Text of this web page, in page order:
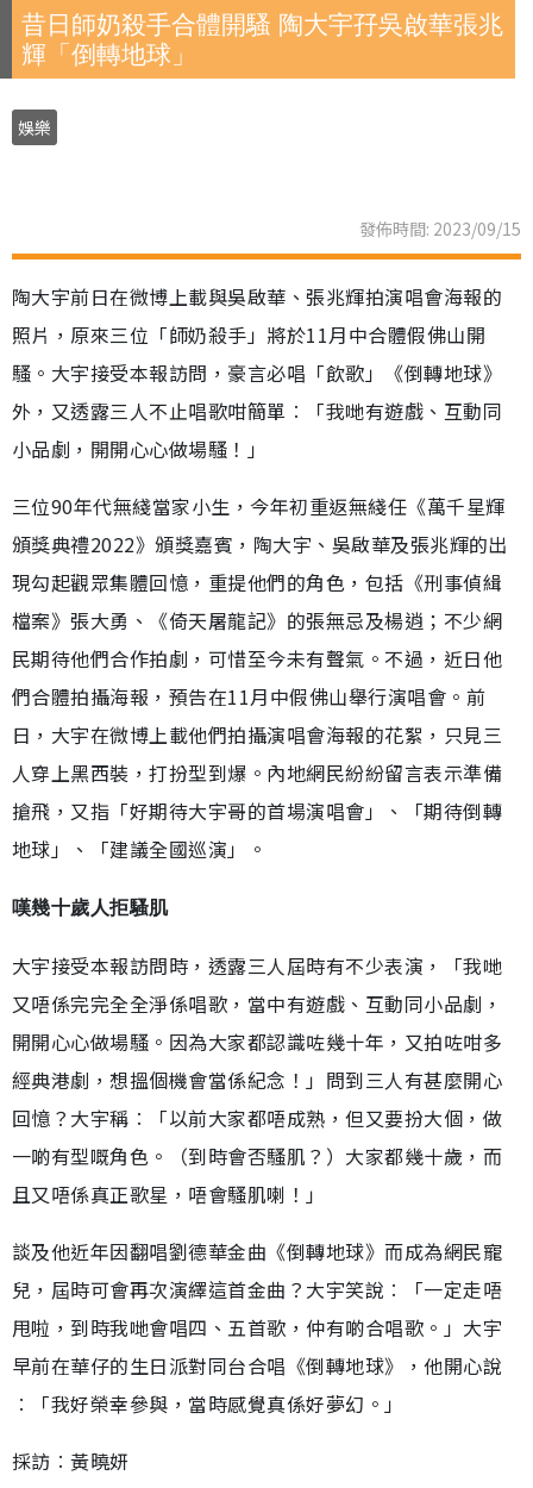
昔日師奶殺手合體開騷 陶大宇孖吳啟華張兆
輝「倒轉地球」
娛樂
發佈時間: 2023/09/15
陶大宇前日在微博上載與吳啟華、張兆輝拍演唱會海報的
照片，原來三位「師奶殺手」將於11月中合體假佛山開
騷。大宇接受本報訪問，豪言必唱「飲歌」《倒轉地球》
外，又透露三人不止唱歌咁簡單︰「我哋有遊戲、互動同
小品劇，開開心心做場騷！」
三位90年代無綫當家小生，今年初重返無綫任《萬千星輝
頒獎典禮2022》頒獎嘉賓，陶大宇、吳啟華及張兆輝的出
現勾起觀眾集體回憶，重提他們的角色，包括《刑事偵緝
檔案》張大勇、《倚天屠龍記》的張無忌及楊逍；不少網
民期待他們合作拍劇，可惜至今未有聲氣。不過，近日他
們合體拍攝海報，預告在11月中假佛山舉行演唱會。前
日，大宇在微博上載他們拍攝演唱會海報的花絮，只見三
人穿上黑西裝，打扮型到爆。內地網民紛紛留言表示準備
搶飛，又指「好期待大宇哥的首場演唱會」、「期待倒轉
地球」、「建議全國巡演」。
嘆幾十歲人拒騷肌
大宇接受本報訪問時，透露三人屆時有不少表演，「我哋
又唔係完完全全淨係唱歌，當中有遊戲、互動同小品劇，
開開心心做場騷。因為大家都認識咗幾十年，又拍咗咁多
經典港劇，想搵個機會當係紀念！」問到三人有甚麼開心
回憶？大宇稱︰「以前大家都唔成熟，但又要扮大個，做
一啲有型嘅角色。（到時會否騷肌？）大家都幾十歲，而
且又唔係真正歌星，唔會騷肌喇！」
談及他近年因翻唱劉德華金曲《倒轉地球》而成為網民寵
兒，屆時可會再次演繹這首金曲？大宇笑說︰「一定走唔
甩啦，到時我哋會唱四、五首歌，仲有啲合唱歌。」大宇
早前在華仔的生日派對同台合唱《倒轉地球》，他開心說
︰「我好榮幸參與，當時感覺真係好夢幻。」
採訪︰黃曉妍